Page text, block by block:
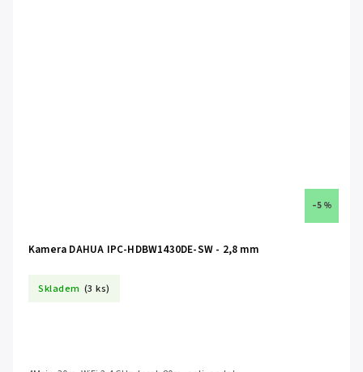
–5 %
Kamera DAHUA IPC-HDBW1430DE-SW - 2,8 mm
Skladem (3 ks)